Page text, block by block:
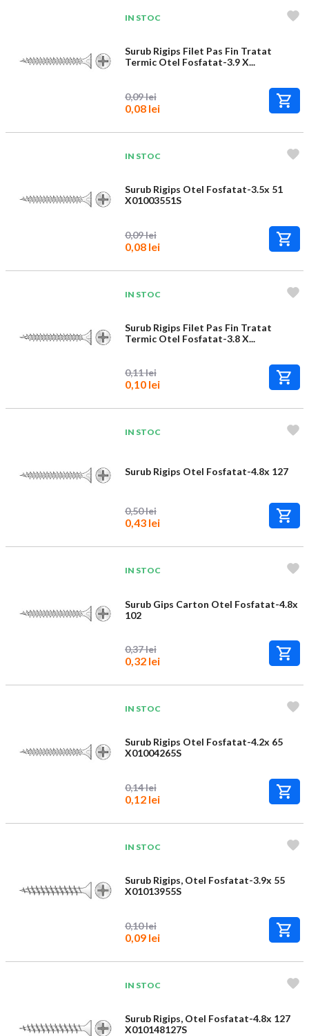
IN STOC
Surub Rigips Filet Pas Fin Tratat
Termic Otel Fosfatat-3.9 X...
0,09 lei
0,08 lei
IN STOC
Surub Rigips Otel Fosfatat-3.5x 51
X01003551S
0,09 lei
0,08 lei
IN STOC
Surub Rigips Filet Pas Fin Tratat
Termic Otel Fosfatat-3.8 X...
0,11 lei
0,10 lei
IN STOC
Surub Rigips Otel Fosfatat-4.8x 127
0,50 lei
0,43 lei
IN STOC
Surub Gips Carton Otel Fosfatat-4.8x
102
0,37 lei
0,32 lei
IN STOC
Surub Rigips Otel Fosfatat-4.2x 65
X01004265S
0,14 lei
0,12 lei
IN STOC
Surub Rigips, Otel Fosfatat-3.9x 55
X01013955S
0,10 lei
0,09 lei
IN STOC
Surub Rigips, Otel Fosfatat-4.8x 127
X010148127S